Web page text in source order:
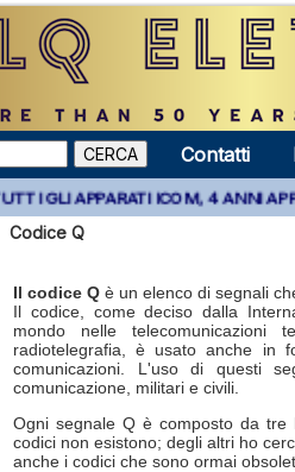
Contatti
TUTTI GLI APPARATI ICOM, 4
Codice Q
Il codice Q è un elenco di segnali
Il codice, come deciso dalla
mondo nelle telecomunicazioni
radiotelegrafia, è usato anche in
comunicazioni. L'uso di questi
comunicazione, militari e civili.
Ogni segnale Q è composto da
codici non esistono; degli altri ho
anche i codici che sono ormai